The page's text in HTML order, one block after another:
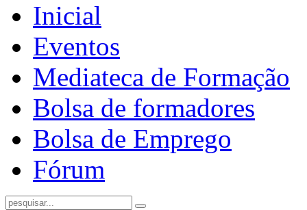
Inicial
Eventos
Mediateca de Formação
Bolsa de formadores
Bolsa de Emprego
Fórum